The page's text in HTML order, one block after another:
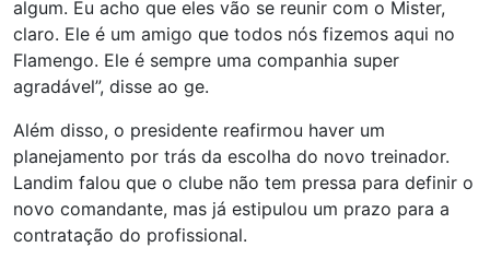
algum. Eu acho que eles vão se reunir com o Mister,
claro. Ele é um amigo que todos nós fizemos aqui no
Flamengo. Ele é sempre uma companhia super
agradável”, disse ao ge.
Além disso, o presidente reafirmou haver um
planejamento por trás da escolha do novo treinador.
Landim falou que o clube não tem pressa para definir o
novo comandante, mas já estipulou um prazo para a
contratação do profissional.